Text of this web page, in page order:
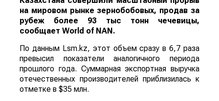
на мировом рынке зернобобовых, продав за
рубеж более 93 тыс тонн чечевицы,
сообщает World of NAN.
По данным Lsm.kz, этот объем сразу в 6,7 раза
превысил показатели аналогичного периода
прошлого года. Суммарная экспортная выручка
отечественных производителей приблизилась к
отметке в $35 млн.